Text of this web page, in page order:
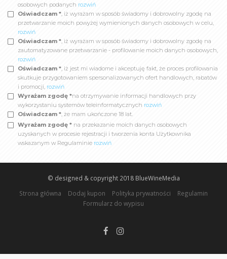
osobowych podanych rozwiń
Oświadczam *, iż wyrażam w sposób świadomy i dobrowolny zgodę na
przetwarzanie moich powyżej wymienionych danych osobowych w celu,
rozwiń
Oświadczam *, iż wyrażam w sposób świadomy i dobrowolny zgodę na
zautomatyzowane przetwarzanie - profilowanie moich danych osobowych,
rozwiń
Oświadczam *, iż jest mi wiadome i akceptuję fakt, że proces profilowania
skutkuje przygotowaniem spersonalizowanych ofert handlowych, rabatów
i promocji, rozwiń
Wyrażam zgodę *na otrzymywanie informacji handlowych przy
wykorzystaniu systemów teleinformatycznych rozwiń
Oświadczam *, że mam ukończone 18 lat.
Wyrażam zgodę * na przekazanie moich danych osobowych
uzyskanych w procesie rejestracji i tworzenia konta Użytkownika
wskazanym w Regulaminie rozwiń
© designed & copyright 2018 BlueWineMedia
Strona główna
Dodaj kupon Polityka prywatności
Regulamin
Formularz do wypisu